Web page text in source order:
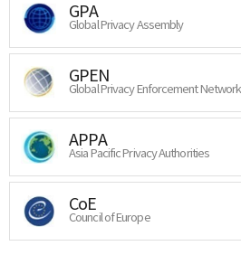
GPA
Global Privacy Assembly
GPEN
Global Privacy Enforcement Network
APPA
Asia Pacific Privacy Authorities
CoE
Council of Europe